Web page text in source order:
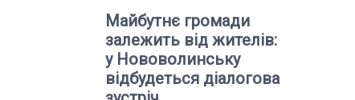
Майбутнє громади
залежить від жителів:
у Нововолинську
відбудеться діалогова